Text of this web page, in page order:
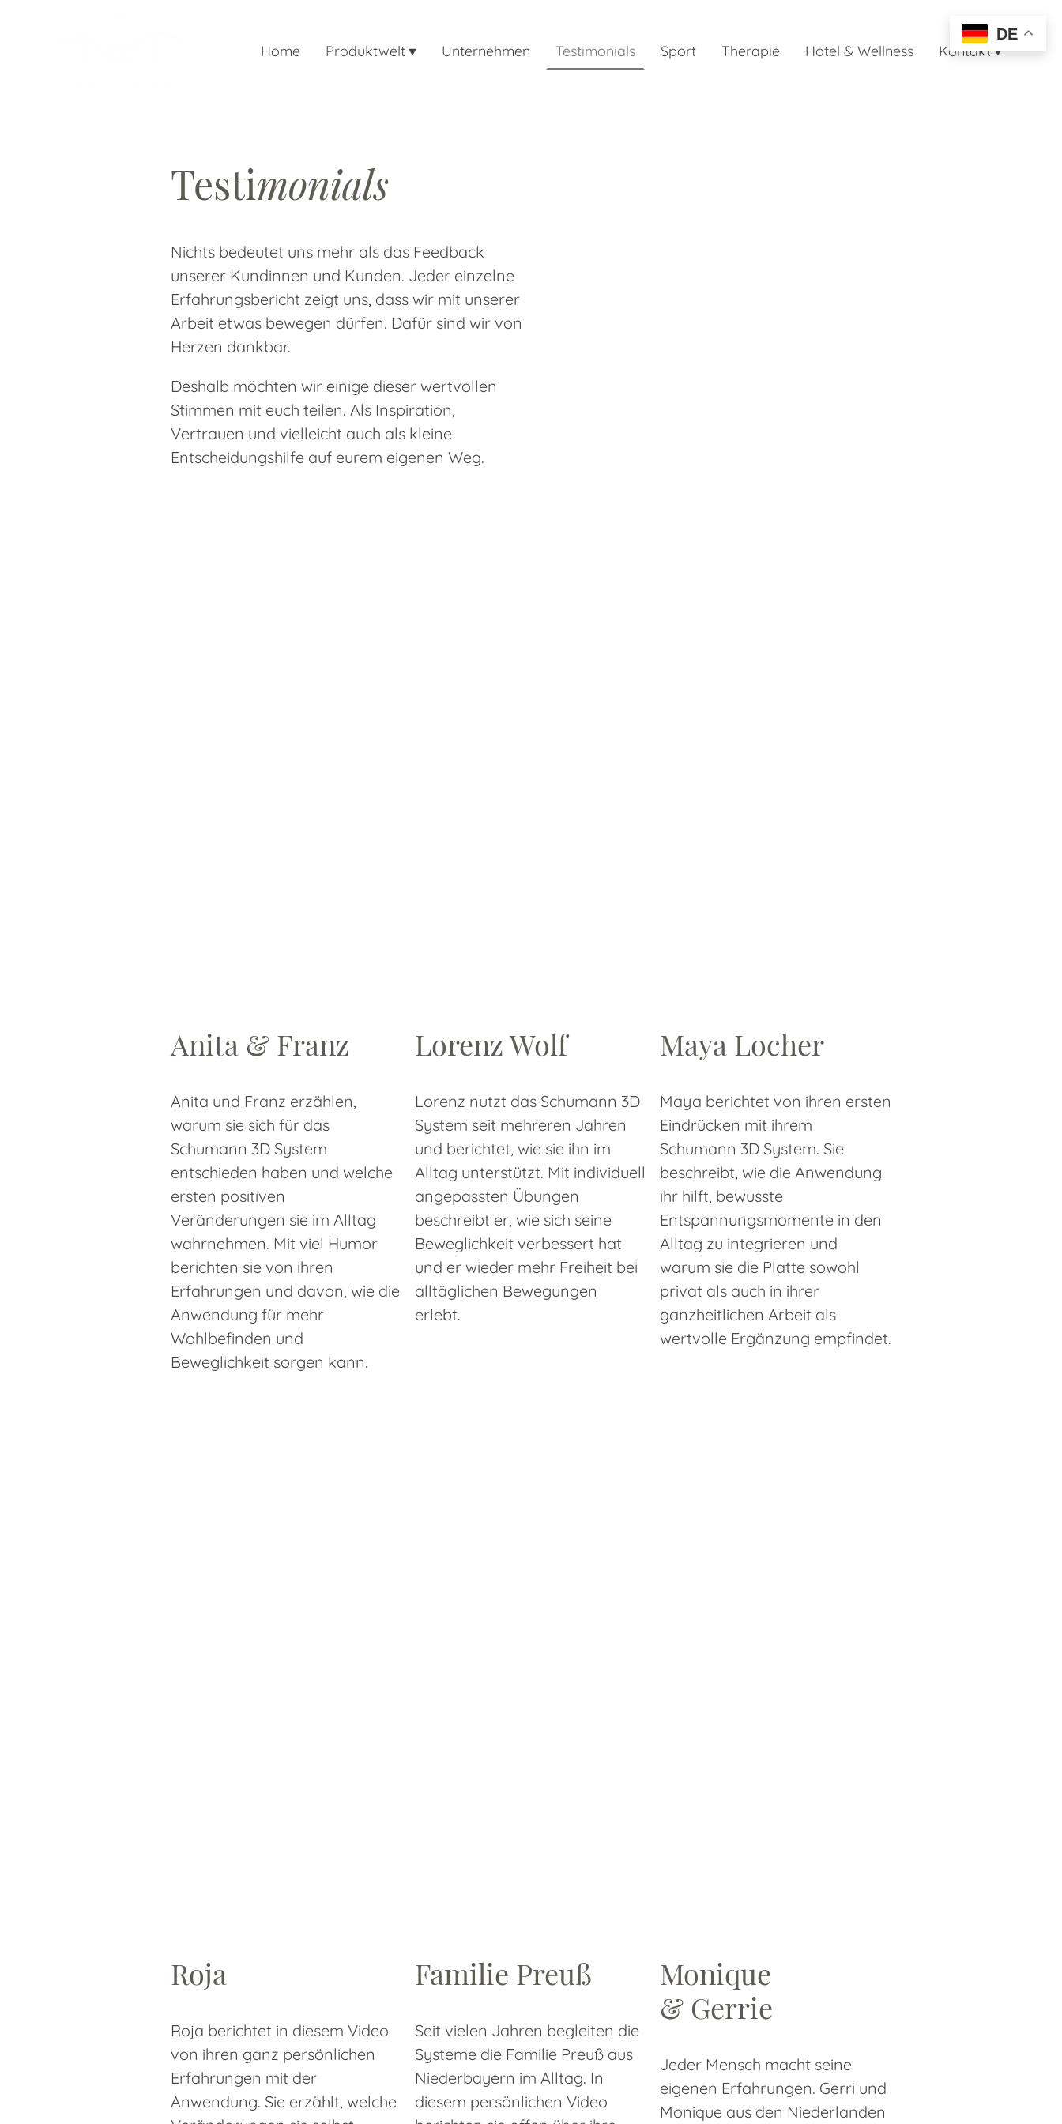
Home Produktwelt Unternehmen Testimonials Sport Therapie Hotel & Wellness Kontakt
Testimonials
Nichts bedeutet uns mehr als das Feedback
unserer Kundinnen und Kunden. Jeder einzelne
Erfahrungsbericht zeigt uns, dass wir mit unserer
Arbeit etwas bewegen dürfen. Dafür sind wir von
Herzen dankbar.
Deshalb möchten wir einige dieser wertvollen
Stimmen mit euch teilen. Als Inspiration,
Vertrauen und vielleicht auch als kleine
Entscheidungshilfe auf eurem eigenen Weg.
Anita & Franz
Anita und Franz erzählen,
warum sie sich für das
Schumann 3D System
entschieden haben und welche
ersten positiven
Veränderungen sie im Alltag
wahrnehmen. Mit viel Humor
berichten sie von ihren
Erfahrungen und davon, wie die
Anwendung für mehr
Wohlbefinden und
Beweglichkeit sorgen kann.
Lorenz Wolf
Lorenz nutzt das Schumann 3D
System seit mehreren Jahren
und berichtet, wie sie ihn im
Alltag unterstützt. Mit individuell
angepassten Übungen
beschreibt er, wie sich seine
Beweglichkeit verbessert hat
und er wieder mehr Freiheit bei
alltäglichen Bewegungen
erlebt.
Maya Locher
Maya berichtet von ihren ersten
Eindrücken mit ihrem
Schumann 3D System. Sie
beschreibt, wie die Anwendung
ihr hilft, bewusste
Entspannungsmomente in den
Alltag zu integrieren und
warum sie die Platte sowohl
privat als auch in ihrer
ganzheitlichen Arbeit als
wertvolle Ergänzung empfindet.
Roja
Roja berichtet in diesem Video
von ihren ganz persönlichen
Erfahrungen mit der
Anwendung. Sie erzählt, welche
Familie Preuß
Seit vielen Jahren begleiten die
Systeme die Familie Preuß aus
Niederbayern im Alltag. In
diesem persönlichen Video
Monique
& Gerrie
Jeder Mensch macht seine
eigenen Erfahrungen. Gerri und
Monique aus den Niederlanden
DE